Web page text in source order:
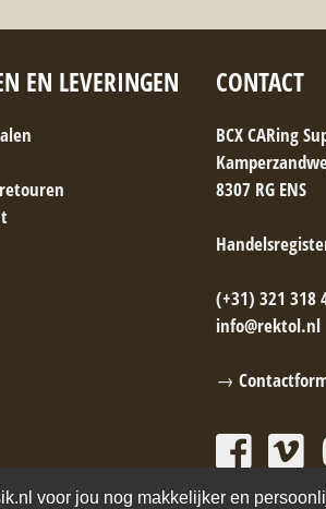
voor jou nog makkelijker en
EN LEVERINGEN CONTACT
BCX CARing
8307 RG ENS
(+31) 321 318
info@rektol.nl
→